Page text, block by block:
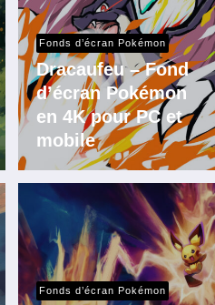
Fonds d’écran Pokémon
Dracaufeu – Fond
d’écran Pokémon
en 4K pour PC et
mobile
Fonds d’écran Pokémon